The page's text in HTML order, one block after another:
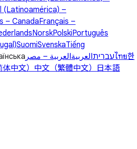
(Latinoamérica) –
– CanadaFrançais –
NorskPolskiPortuguês
SuomiSvenskaTiếng
עבריתالعربيةالعربية – مصر ไทย한
中文） 中文（繁體中文） 日本語